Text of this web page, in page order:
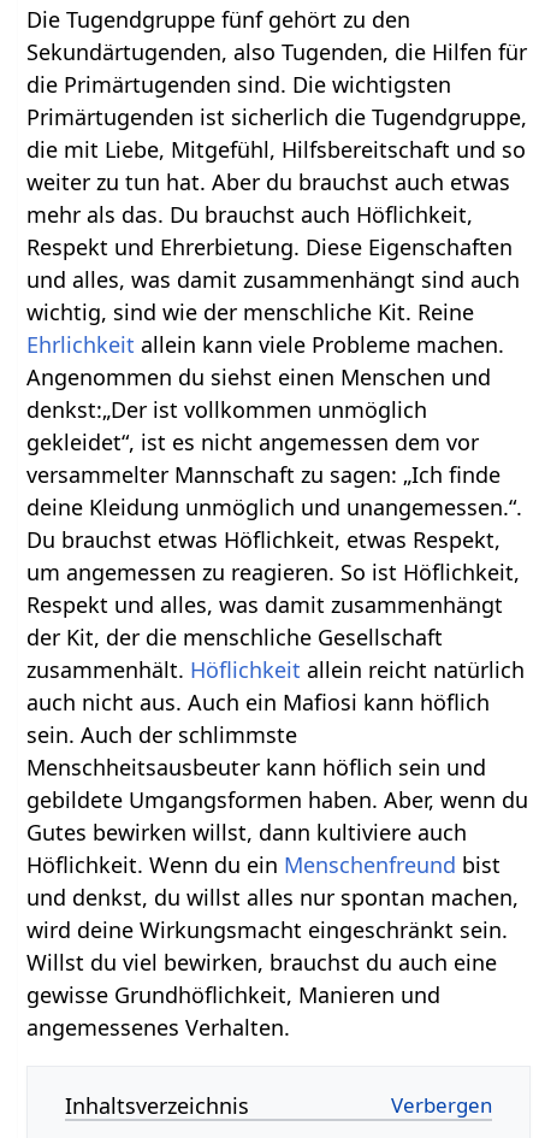
Die Tugendgruppe fünf gehört zu den
Sekundärtugenden, also Tugenden, die Hilfen für
die Primärtugenden sind. Die wichtigsten
Primärtugenden ist sicherlich die Tugendgruppe,
die mit Liebe, Mitgefühl, Hilfsbereitschaft und so
weiter zu tun hat. Aber du brauchst auch etwas
mehr als das. Du brauchst auch Höflichkeit,
Respekt und Ehrerbietung. Diese Eigenschaften
und alles, was damit zusammenhängt sind auch
wichtig, sind wie der menschliche Kit. Reine
Ehrlichkeit allein kann viele Probleme machen.
Angenommen du siehst einen Menschen und
denkst:„Der ist vollkommen unmöglich
gekleidet“, ist es nicht angemessen dem vor
versammelter Mannschaft zu sagen: „Ich finde
deine Kleidung unmöglich und unangemessen.“.
Du brauchst etwas Höflichkeit, etwas Respekt,
um angemessen zu reagieren. So ist Höflichkeit,
Respekt und alles, was damit zusammenhängt
der Kit, der die menschliche Gesellschaft
zusammenhält. Höflichkeit allein reicht natürlich
auch nicht aus. Auch ein Mafiosi kann höflich
sein. Auch der schlimmste
Menschheitsausbeuter kann höflich sein und
gebildete Umgangsformen haben. Aber, wenn du
Gutes bewirken willst, dann kultiviere auch
Höflichkeit. Wenn du ein Menschenfreund bist
und denkst, du willst alles nur spontan machen,
wird deine Wirkungsmacht eingeschränkt sein.
Willst du viel bewirken, brauchst du auch eine
gewisse Grundhöflichkeit, Manieren und
angemessenes Verhalten.
Inhaltsverzeichnis